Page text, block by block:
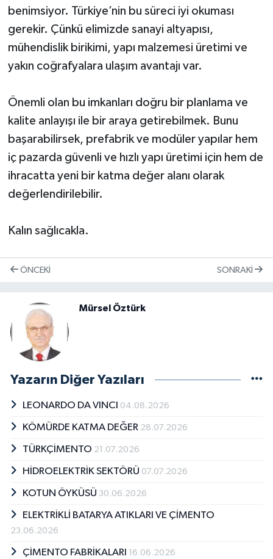
benimsiyor. Türkiye’nin bu süreci iyi okuması
gerekir. Çünkü elimizde sanayi altyapısı,
mühendislik birikimi, yapı malzemesi üretimi ve
yakın coğrafyalara ulaşım avantajı var.
Önemli olan bu imkanları doğru bir planlama ve
kalite anlayışı ile bir araya getirebilmek. Bunu
başarabilirsek, prefabrik ve modüler yapılar hem
iç pazarda güvenli ve hızlı yapı üretimi için hem de
ihracatta yeni bir katma değer alanı olarak
değerlendirilebilir.
Kalın sağlıcakla.
ÖNCEKI SONRAKI
Mürsel Öztürk
Yazarın Diğer Yazıları
LEONARDO DA VINCI 04.08.2026
KÖMÜRDE KATMA DEĞER 28.07.2026
TÜRKÇİMENTO 21.07.2026
HİDROELEKTRİK SEKTÖRÜ 07.07.2026
KOTUN ÖYKÜSÜ 30.06.2026
ELEKTRİKLİ BATARYA ATIKLARI VE ÇİMENTO
23.06.2026
ÇİMENTO FABRİKALARI 16.06.2026